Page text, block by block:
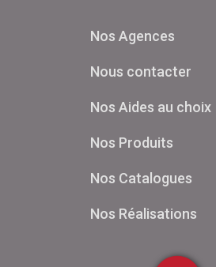
Nos Agences
Nous contacter
Nos Aides au choix
Nos Produits
Nos Catalogues
Nos Réalisations